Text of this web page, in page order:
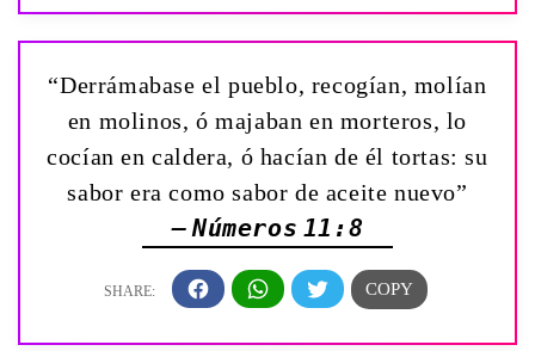
“Derrámabase el pueblo, recogían, molían
en molinos, ó majaban en morteros, lo
cocían en caldera, ó hacían de él tortas: su
sabor era como sabor de aceite nuevo”
— Números 11:8